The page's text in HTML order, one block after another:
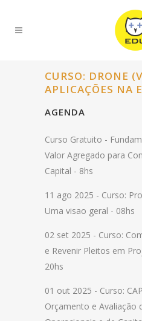
CURSO: DRONE
APLICAÇÕES NA
AGENDA
Curso Gratuito -
Valor Agregado para
Capital - 8hs
11 ago 2025 - Curso:
Uma visao geral - 08hs
02 set 2025 - Curso:
e Revenir Pleitos em
20hs
01 out 2025 - Curso:
Orçamento e Avaliação